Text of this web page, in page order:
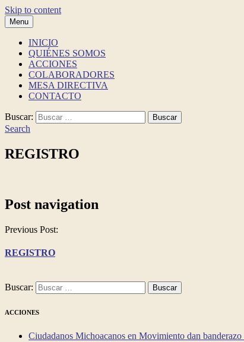
Skip to content
Ciudadanos Michoacanos en Movimiento
Ciudadanos Michoacanos en Movimiento es una Asociación
Ciudadanos Michoacanos en Movimiento
Menu
INICIO
QUIÉNES SOMOS
ACCIONES
COLABORADORES
MESA DIRECTIVA
CONTACTO
Buscar:
Search
REGISTRO
Post navigation
Previous Post:
REGISTRO
Buscar:
ACCIONES
Ciudadanos Michoacanos en Movimiento dan